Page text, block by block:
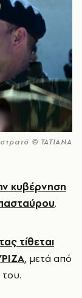
© ΤΑΤΙΑΝΑ
κυβέρνηση
.
τίθεται
, μετά από